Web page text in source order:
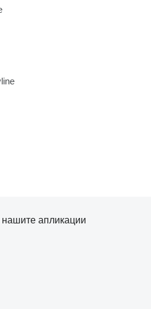
нашите апликации